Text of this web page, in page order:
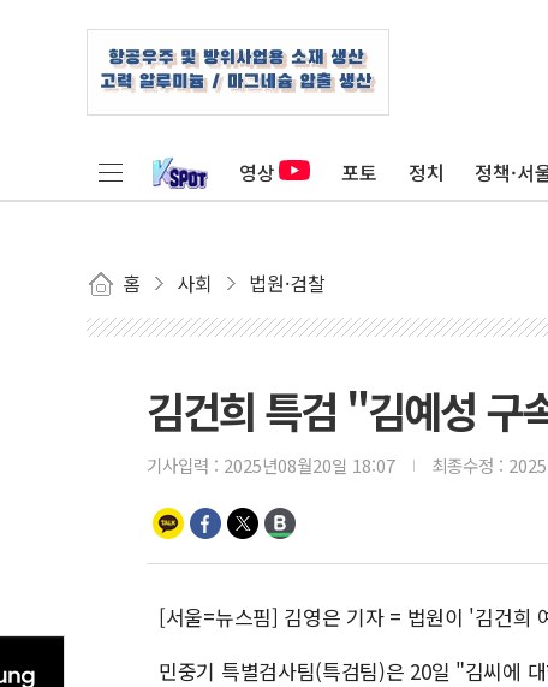
영상 포토 정치 정책·서
홈 사회 법원·검찰
김건희 특검 "김예성 구
기사입력 : 2025년08월20일 18:07 최종수정 :
[서울=뉴스핌] 김영은 기자 = 법원이 '김건희
민중기 특별검사팀(특검팀)은 20일 "김씨에